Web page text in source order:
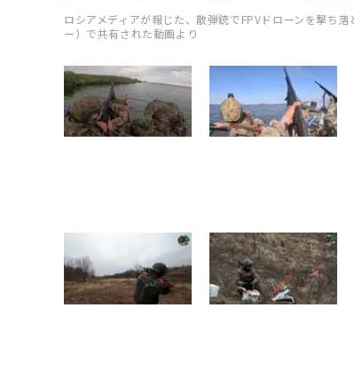
ロシアメディアが報じた、散弾銃でFPVドローンを撃ち
ー）で共有された動画より